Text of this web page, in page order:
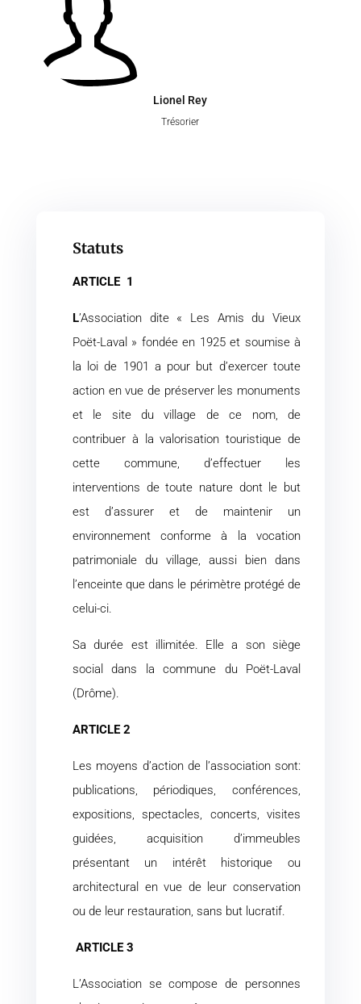
Lionel Rey
Trésorier
Statuts
ARTICLE 1
L’Association dite « Les Amis du Vieux
Poët-Laval » fondée en 1925 et soumise à
la loi de 1901 a pour but d’exercer toute
action en vue de préserver les monuments
et le site du village de ce nom, de
contribuer à la valorisation touristique de
cette commune, d’effectuer les
interventions de toute nature dont le but
est d’assurer et de maintenir un
environnement conforme à la vocation
patrimoniale du village, aussi bien dans
l’enceinte que dans le périmètre protégé de
celui-ci.
Sa durée est illimitée. Elle a son siège
social dans la commune du Poët-Laval
(Drôme).
ARTICLE 2
Les moyens d’action de l’association sont:
publications, périodiques, conférences,
expositions, spectacles, concerts, visites
guidées, acquisition d’immeubles
présentant un intérêt historique ou
architectural en vue de leur conservation
ou de leur restauration, sans but lucratif.
ARTICLE 3
L’Association se compose de personnes